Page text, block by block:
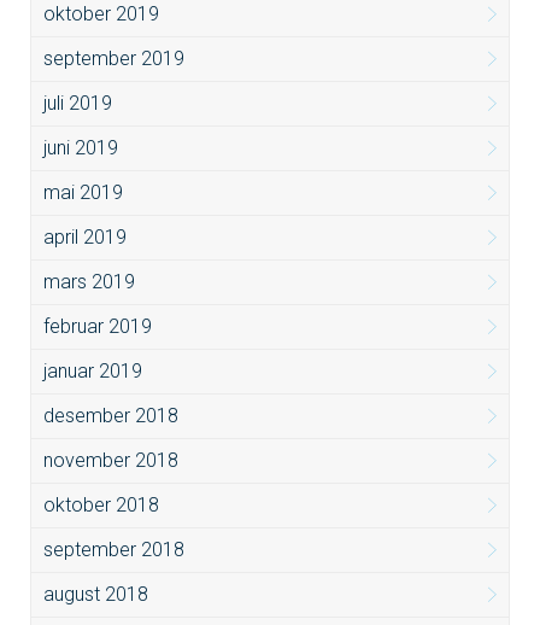
oktober 2019
september 2019
juli 2019
juni 2019
mai 2019
april 2019
mars 2019
februar 2019
januar 2019
desember 2018
november 2018
oktober 2018
september 2018
august 2018